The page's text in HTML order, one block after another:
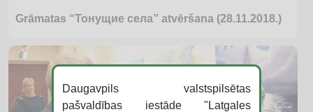
Grāmatas “Тонущие села” atvēršana (28.11.2018.)
Daugavpils valstspilsētas
pašvaldības iestāde "Latgales